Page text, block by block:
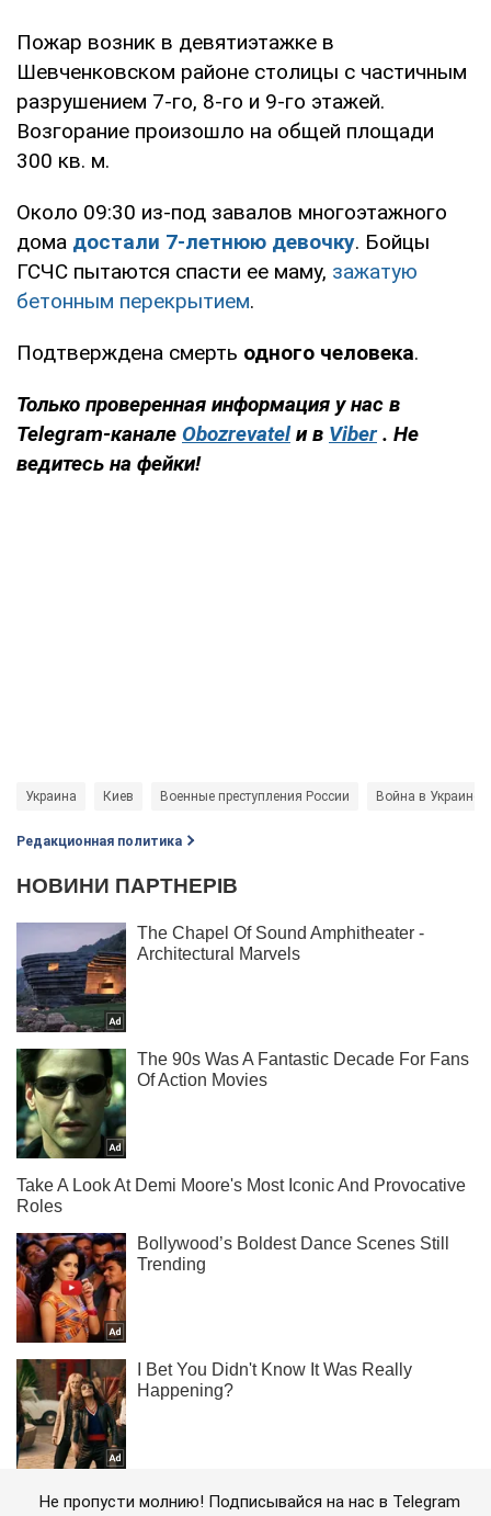
Пожар возник в девятиэтажке в
Шевченковском районе столицы с частичным
разрушением 7-го, 8-го и 9-го этажей.
Возгорание произошло на общей площади
300 кв. м.
Около 09:30 из-под завалов многоэтажного
дома достали 7-летнюю девочку. Бойцы
ГСЧС пытаются спасти ее маму, зажатую
бетонным перекрытием.
Подтверждена смерть одного человека.
Только проверенная информация у нас в
Telegram-канале Obozrevatel и в Viber . Не
ведитесь на фейки!
Украина Киев Военные преступления России Война в Украине
Редакционная политика
Не пропусти молнию! Подписывайся на нас в Telegram